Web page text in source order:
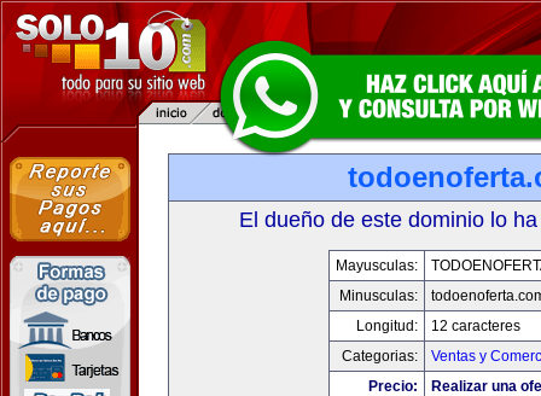
El dueño de este dominio lo
Mayusculas:
Minusculas:
Longitud:
12 caracteres
Categorias:
Ventas y
Precio:
Realizar una